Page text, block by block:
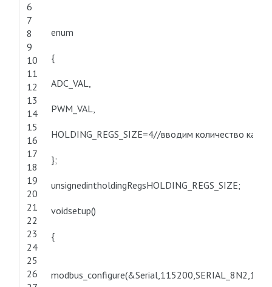
6
7
8
9
10
11
12
13
14
15
16
17
18
19
20
21
22
23
24
25
26
enum
{
ADC_VAL,
PWM_VAL,
HOLDING_REGS_SIZE=4//вводим количество
};
unsignedintholdingRegsHOLDING_REGS_SIZE;
voidsetup()
{